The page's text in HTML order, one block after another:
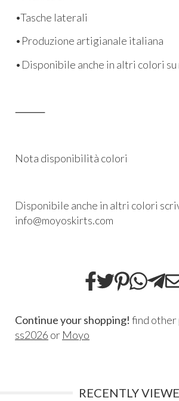
•Tasche laterali
•Produzione artigianale italiana
•Disponibile anche in altri colori
⸻
Nota disponibilità colori
Disponibile anche in altri colori
info@moyoskirts.com
Continue your shopping! find other
ss2026 or Moyo
RECENTLY